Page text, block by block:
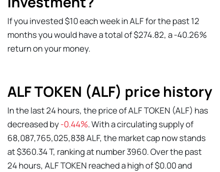
If you invested $10 each week in ALF for the past 12
months you would have a total of $274.82, a -40.26%
return on your money.
ALF TOKEN (ALF) price history
In the last 24 hours, the price of ALF TOKEN (ALF) has
decreased by-0.44%. With a circulating supply of
68,087,765,025,838 ALF, the market cap now stands
at $360.34 T, ranking at number 3960. Over the past
24 hours, ALF TOKEN reached a high of $0.00 and